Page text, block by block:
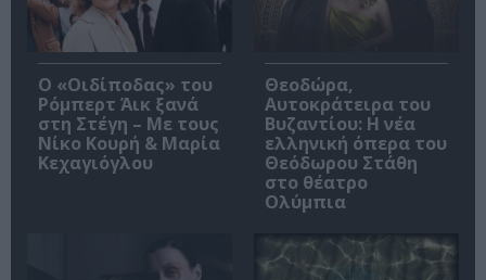
O «Οιδίποδας» του
Ρόμπερτ Άικ ξανά
στη Στέγη – Με τους
Νίκο Κουρή & Μαρία
Κεχαγιόγλου
Θεοδώρα,
Αυτοκράτειρα του
Βυζαντίου: Η νέα
ελληνική όπερα του
Θεόδωρου Στάθη
στο θέατρο
Ολύμπια